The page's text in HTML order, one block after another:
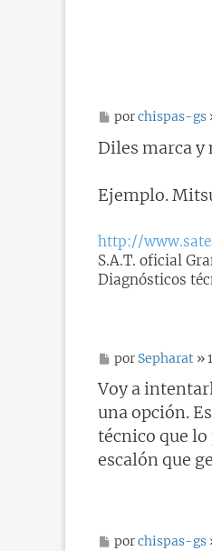
M
n
j
e
porchispas-gs
Diles marca y
Ejemplo.
http://
S.A.T. oficial
Diagnósticos
M
n
a
j
e
por Sepharat »
Voy a
una opción.
técnico que lo
escalón que
M
porchispas-gs